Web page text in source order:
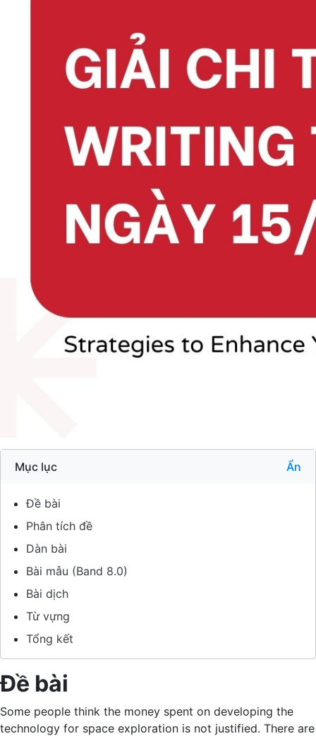
Mục lục Ẩn
Đề bài
Phân tích đề
Dàn bài
Bài mẫu (Band 8.0)
Bài dịch
Từ vựng
Tổng kết
Đề bài
Some people think the money spent on developing the
technology for space exploration is not justified. There are